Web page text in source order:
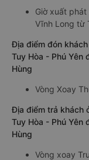
Giờ xuất
Vĩnh Long từ
Địa điểm đón
Tuy Hòa - Phú Yên
Hùng
Vòng Xoay
Địa điểm trả khách
Tuy Hòa - Phú Yên
Hùng
Vòng xoay